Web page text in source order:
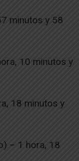
minutos y 58
10 minutos y
18 minutos y
– 1 hora, 18